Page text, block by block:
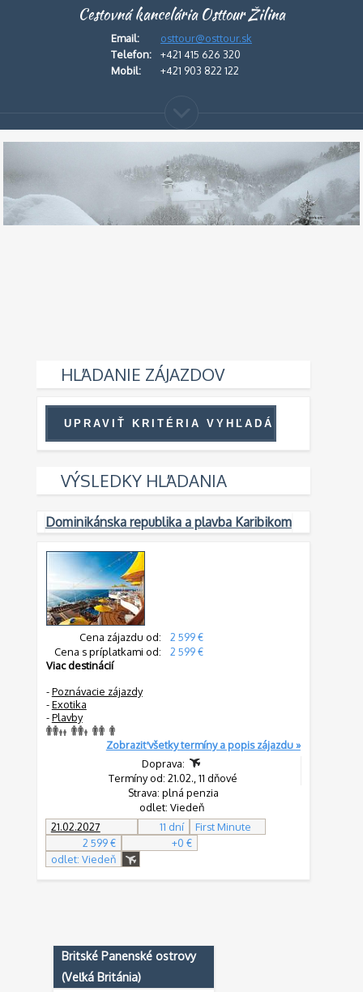
Cestovná kancelária Osttour Žilina
Email:
osttour@osttour.sk
Telefon:
+421 415 626 320
Mobil:
+421 903 822 122
HĽADANIE ZÁJAZDOV
VÝSLEDKY HĽADANIA
Dominikánska republika a plavba Karibikom
Cena zájazdu od:
2 599 €
Cena s príplatkami od:
2 599 €
Viac destinácií
-Poznávacie zájazdy
-Exotika
-Plavby
Zobraziť všetky termíny a popis zájazdu »
Doprava:
Termíny od: 21.02., 11 dňové
Strava: plná penzia
odlet: Viedeň
21.02.2027
11 dní
First Minute
2 599 €
+0 €
odlet: Viedeň
Britské Panenské ostrovy
(Veľká Británia)